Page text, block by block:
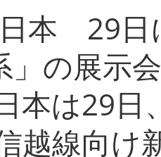
本 29日
」の展示会
本は29日
越線向け